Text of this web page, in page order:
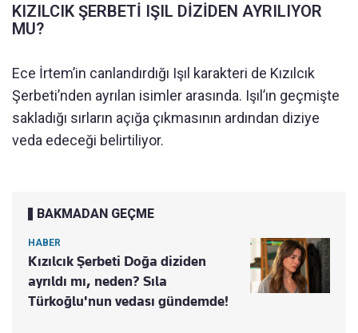
KIZILCIK ŞERBETİ IŞIL DİZİDEN AYRILIYOR
MU?
Ece İrtem’in canlandırdığı Işıl karakteri de Kızılcık
Şerbeti’nden ayrılan isimler arasında. Işıl’ın geçmişte
sakladığı sırların açığa çıkmasının ardından diziye
veda edeceği belirtiliyor.
BAKMADAN GEÇME
HABER
Kızılcık Şerbeti Doğa diziden
ayrıldı mı, neden? Sıla
Türkoğlu'nun vedası gündemde!